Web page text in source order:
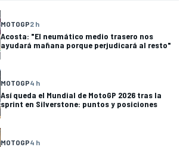
MOTOGP2 h
Acosta: "El neumático medio trasero nos
ayudará mañana porque perjudicará al resto"
MOTOGP4 h
Así queda el Mundial de MotoGP 2026 tras la
sprint en Silverstone: puntos y posiciones
MOTOGP4 h